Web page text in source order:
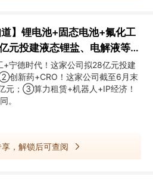
道】锂电池+固态电池+氟化工
元投建液态锂盐、电解液等项
宁德时代！这家公司拟28亿元投建
创新药+CRO！这家公司截至6月末
元；③算力租赁+机器人+IP经济！
。
，解锁后可查阅